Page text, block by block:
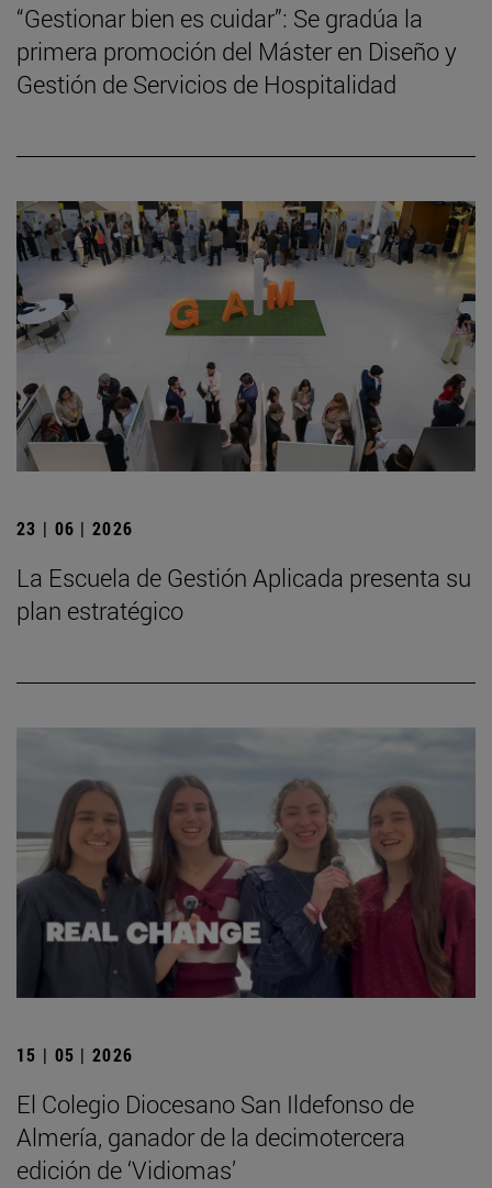
“Gestionar bien es cuidar”: Se gradúa la
primera promoción del Máster en Diseño y
Gestión de Servicios de Hospitalidad
23 | 06 | 2026
La Escuela de Gestión Aplicada presenta su
plan estratégico
15 | 05 | 2026
El Colegio Diocesano San Ildefonso de
Almería, ganador de la decimotercera
edición de ‘Vidiomas’